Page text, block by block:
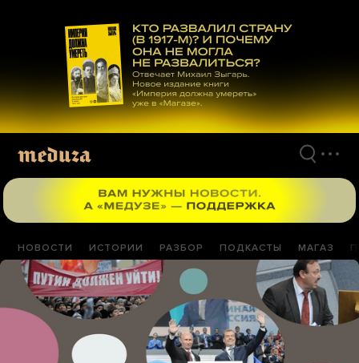
материалам
НОВОСТИ ИСТОРИИ РАЗБОР ПОДКАСТЫ МАГАЗ